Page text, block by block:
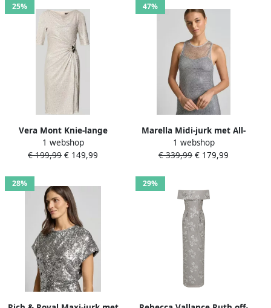
25%
Vera Mont Knie-lange
Cocktailjurk met
Cascadehals
1 webshop
€ 199,99 € 149,99
47%
Marella Midi-jurk met All-
over strass-steentjes Model
'Limone'
1 webshop
€ 339,99 € 179,99
28% 29%